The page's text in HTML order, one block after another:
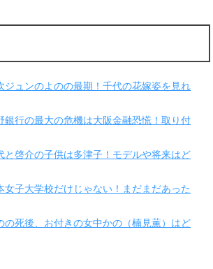
ジュンのよのの最期！千代の花嫁姿を見れ
銀行の最大の危機は大阪金融恐慌！取り付
と啓介の子供は多津子！モデルや将来はど
女子大学校だけじゃない！まだまだあった
の死後、お付きの女中かの（楠見薫）はど